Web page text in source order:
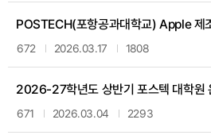
672 2026.03.17 1808
671 2026.03.04 2293